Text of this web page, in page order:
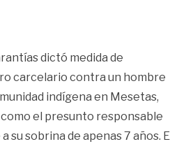
dictó medida de
carcelario contra un hombre
indígena en Mesetas,
el presunto responsable
su sobrina de apenas 7 años.